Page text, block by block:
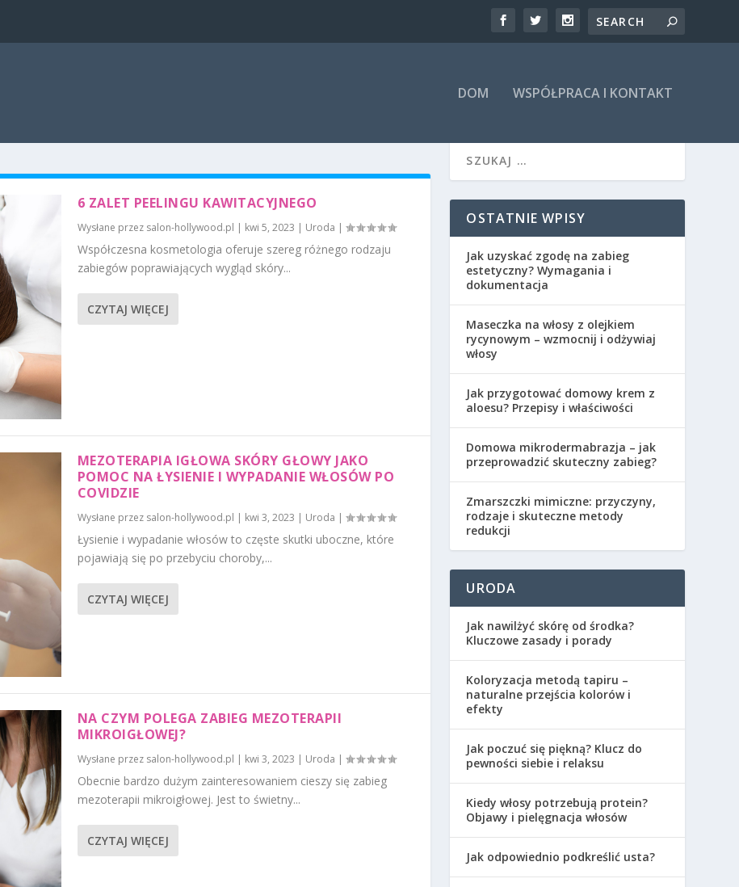
DOM WSPÓŁPRACA I KONTAKT
6 ZALET PEELINGU KAWITACYJNEGO
Wysłane przez salon-hollywood.pl | kwi 5, 2023 | Uroda |
Współczesna kosmetologia oferuje szereg różnego rodzaju
zabiegów poprawiających wygląd skóry...
CZYTAJ WIĘCEJ
MEZOTERAPIA IGŁOWA SKÓRY GŁOWY JAKO
POMOC NA ŁYSIENIE I WYPADANIE WŁOSÓW PO
COVIDZIE
Wysłane przez salon-hollywood.pl | kwi 3, 2023 | Uroda |
Łysienie i wypadanie włosów to częste skutki uboczne, które
pojawiają się po przebyciu choroby,...
CZYTAJ WIĘCEJ
NA CZYM POLEGA ZABIEG MEZOTERAPII
MIKROIGŁOWEJ?
Wysłane przez salon-hollywood.pl kwi 3, 2023 Uroda
Obecnie bardzo dużym zainteresowaniem cieszy się zabieg
mezoterapii mikroigłowej. Jest to świetny...
CZYTAJ WIĘCEJ
OSTATNIE WPISY
Jak uzyskać zgodę na zabieg
estetyczny? Wymagania i
dokumentacja
Maseczka na włosy z olejkiem
rycynowym – wzmocnij i odżywiaj
włosy
Jak przygotować domowy krem z
aloesu? Przepisy i właściwości
Domowa mikrodermabrazja – jak
przeprowadzić skuteczny zabieg?
Zmarszczki mimiczne: przyczyny,
rodzaje i skuteczne metody
redukcji
URODA
Jak nawilżyć skórę od środka?
Kluczowe zasady i porady
Koloryzacja metodą tapiru –
naturalne przejścia kolorów i
efekty
Jak poczuć się piękną? Klucz do
pewności siebie i relaksu
Kiedy włosy potrzebują protein?
Objawy i pielęgnacja włosów
Jak odpowiednio podkreślić usta?